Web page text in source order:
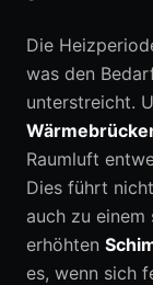
Die
was den
unterstreicht.
Raumluft
Dies führt
auch zu einem
erhöhten
es, wenn sich